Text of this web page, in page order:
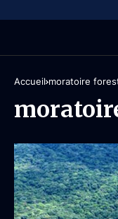
Accueil moratoire